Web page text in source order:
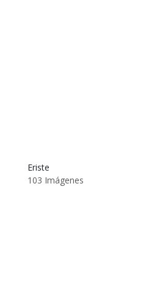
Eriste
103 Imágenes